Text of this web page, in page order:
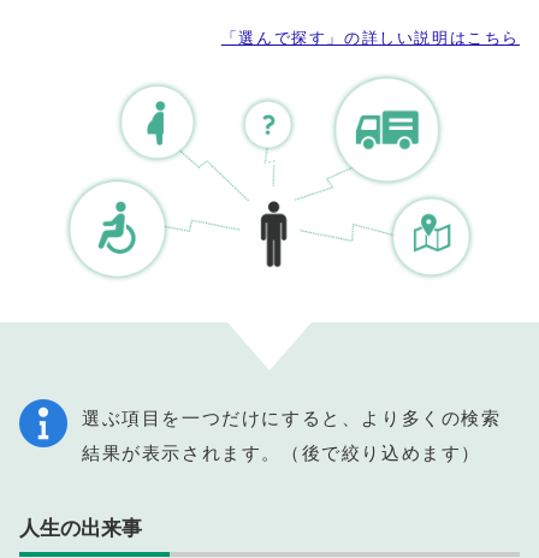
「選んで探す」の詳しい説明はこちら
選ぶ項目を一つだけにすると、より多くの検索
結果が表示されます。（後で絞り込めます）
人生の出来事